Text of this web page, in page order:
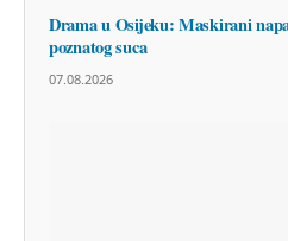
Drama u Osijeku: Maskirani
poznatog suca
07.08.2026